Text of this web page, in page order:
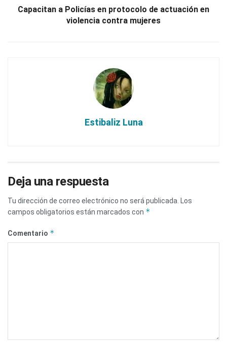
Capacitan a Policías en protocolo de actuación en
violencia contra mujeres
Estibaliz Luna
Deja una respuesta
Tu dirección de correo electrónico no será publicada.
Los
campos obligatorios están marcados con *
Comentario *